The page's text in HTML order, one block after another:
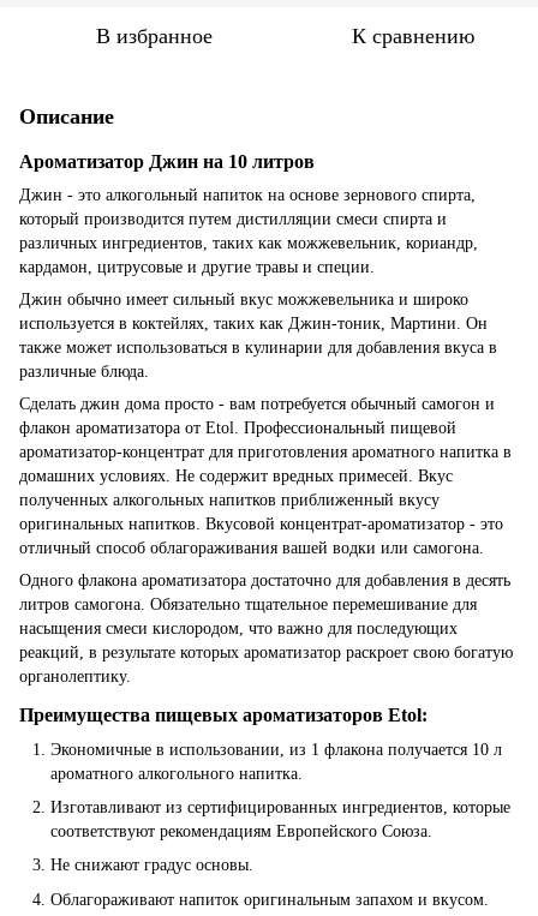
В избранное К сравнению
Описание
Ароматизатор Джин на 10 литров
Джин - это алкогольный напиток на основе зернового спирта,
который производится путем дистилляции смеси спирта и
различных ингредиентов, таких как можжевельник, кориандр,
кардамон, цитрусовые и другие травы и специи.
Джин обычно имеет сильный вкус можжевельника и широко
используется в коктейлях, таких как Джин-тоник, Мартини. Он
также может использоваться в кулинарии для добавления вкуса в
различные блюда.
Сделать джин дома просто - вам потребуется обычный самогон и
флакон ароматизатора от Etol. Профессиональный пищевой
ароматизатор-концентрат для приготовления ароматного напитка в
домашних условиях. Не содержит вредных примесей. Вкус
полученных алкогольных напитков приближенный вкусу
оригинальных напитков. Вкусовой концентрат-ароматизатор - это
отличный способ облагораживания вашей водки или самогона.
Одного флакона ароматизатора достаточно для добавления в десять
литров самогона. Обязательно тщательное перемешивание для
насыщения смеси кислородом, что важно для последующих
реакций, в результате которых ароматизатор раскроет свою богатую
органолептику.
Преимущества пищевых ароматизаторов Etol:
Экономичные в использовании, из 1 флакона получается 10 л
ароматного алкогольного напитка.
Изготавливают из сертифицированных ингредиентов, которые
соответствуют рекомендациям Европейского Союза.
Не снижают градус основы.
Облагораживают напиток оригинальным запахом и вкусом.